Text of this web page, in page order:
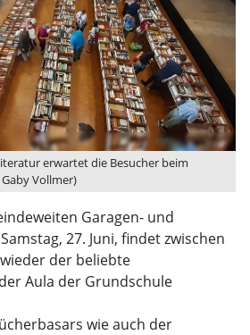
erwartet die Besucher beim
Vollmer)
Garagen- und
27. Juni, findet zwischen
der beliebte
Aula der Grundschule
wie auch der